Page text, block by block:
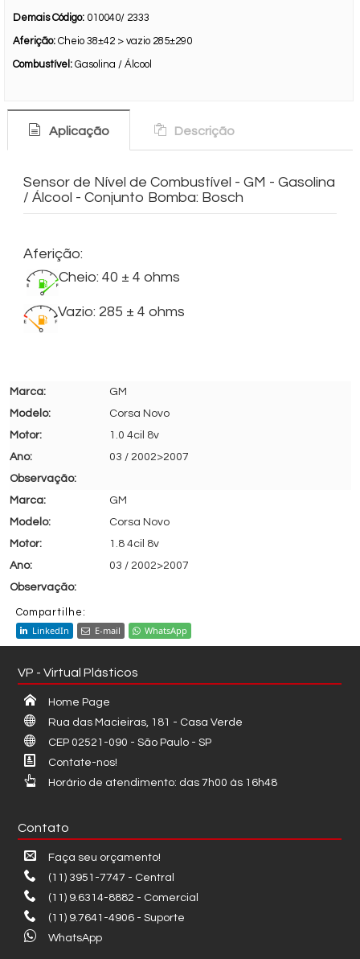
Demais Código: 010040/ 2333
Aferição: Cheio 38±42 > vazio 285±290
Combustível: Gasolina / Álcool
Aplicação Descrição
Sensor de Nível de Combustível - GM - Gasolina
/ Álcool - Conjunto Bomba: Bosch
Aferição:
Cheio: 40 ± 4 ohms
Vazio: 285 ± 4 ohms
GM
Corsa Novo
1.0 4cil 8v
03 / 2002>2007
GM
Corsa Novo
1.8 4cil 8v
03 / 2002>2007
Compartilhe:
LinkedIn E-mail WhatsApp
VP - Virtual Plásticos
Home Page
Rua das Macieiras, 181 - Casa Verde
CEP 02521-090 - São Paulo - SP
Contate-nos!
Horário de atendimento: das 7h00 às 16h48
Contato
Faça seu orçamento!
(11) 3951-7747 - Central
(11) 9.6314-8882 - Comercial
(11) 9.7641-4906 - Suporte
WhatsApp